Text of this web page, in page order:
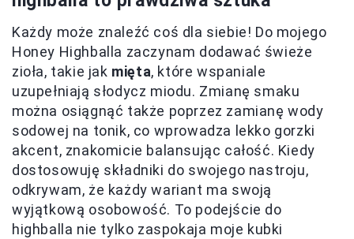
Każdy może znaleźć coś dla siebie! Do mojego
Honey Highballa zaczynam dodawać świeże
zioła, takie jak mięta, które wspaniale
uzupełniają słodycz miodu. Zmianę smaku
można osiągnąć także poprzez zamianę wody
sodowej na tonik, co wprowadza lekko gorzki
akcent, znakomicie balansując całość. Kiedy
dostosowuję składniki do swojego nastroju,
odkrywam, że każdy wariant ma swoją
wyjątkową osobowość. To podejście do
highballa nie tylko zaspokaja moje kubki